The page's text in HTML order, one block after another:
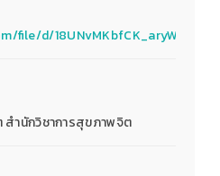
file/d/
ำนักวิชาการสุขภาพจิต